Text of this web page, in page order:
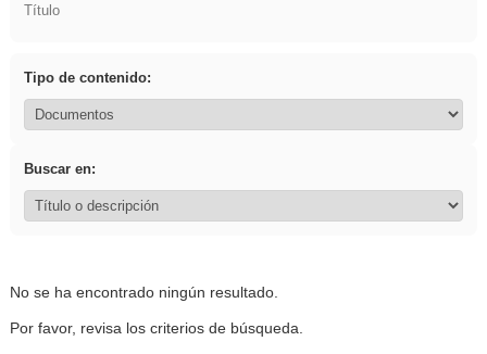
Título
Tipo de contenido:
Buscar en:
No se ha encontrado ningún resultado.
Por favor, revisa los criterios de búsqueda.